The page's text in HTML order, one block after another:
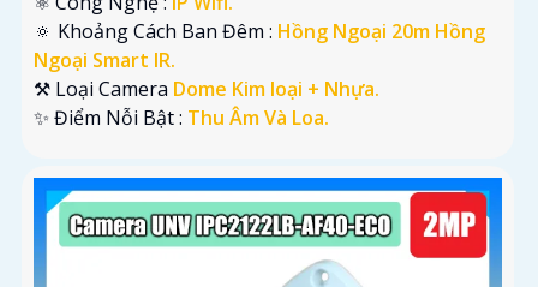
🔅 Khoảng Cách Ban Đêm : Hồng Ngoại 20m Hồng
Ngoại Smart IR.
⚒ Loại Camera Dome Kim loại + Nhựa.
️✨ Điểm Nỗi Bật : Thu Âm Và Loa.